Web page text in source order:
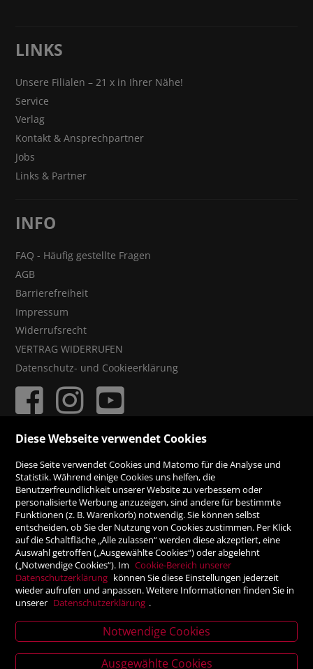
letter
LINKS
Unsere Filialen – 21 x in Ihrer Nähe!
Service
Verlag
Kontakt & Ansprechpartner
Jobs
Links & Partner
INFO
FAQ - Häufig gestellte Fragen
AGB
Barrierefreiheit
Impressum
Widerrufsrecht
VERTRAG WIDERRUFEN
Datenschutz- und Cookieerklärung
Rechnung
Vorauskasse
SICHER ONLINE SHOPPEN!
Diese Webseite verwendet Cookies
Diese Seite verwendet Cookies und Matomo für die Analyse und
Statistik. Während einige Cookies uns helfen, die
Benutzerfreundlichkeit unserer Website zu verbessern oder
personalisierte Werbung anzuzeigen, sind andere für bestimmte
Funktionen (z. B. Warenkorb) notwendig. Sie können selbst
entscheiden, ob Sie der Nutzung von Cookies zustimmen. Per Klick
auf die Schaltfläche „Alle zulassen“ werden diese akzeptiert, eine
Auswahl getroffen („Ausgewählte Cookies“) oder abgelehnt
(„Notwendige Cookies“). Im Cookie-Bereich unserer
Datenschutzerklärung können Sie diese Einstellungen jederzeit
wieder aufrufen und anpassen. Weitere Informationen finden Sie in
unserer Datenschutzerklärung .
Notwendige Cookies
Ausgewählte Cookies